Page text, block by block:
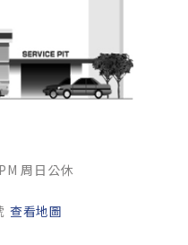
周日公休
查看地圖